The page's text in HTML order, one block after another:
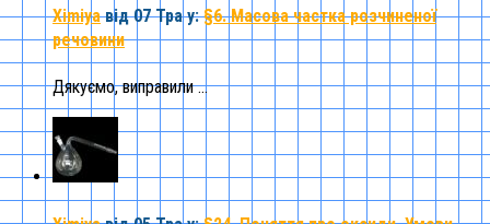
Ximiya від 07 Трау:§6. Масова частка розчиненої
речовини
Дякуємо, виправили ...